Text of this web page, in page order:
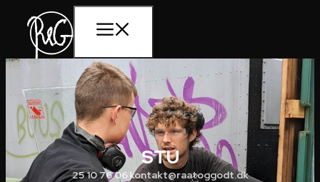
STU
25 10 76 06kontakt@raatoggodt.dk